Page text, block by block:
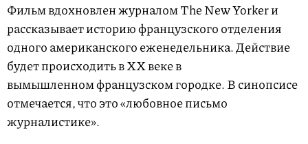
Фильм вдохновлен журналом The New Yorker и
рассказывает историю французского отделения
одного американского еженедельника. Действие
будет происходить в XX веке в
вымышленном французском городке. В синопсисе
отмечается, что это «любовное письмо
журналистике».